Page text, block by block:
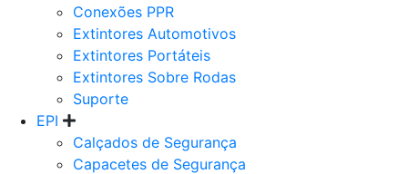
Conexões PPR
Extintores Automotivos
Extintores Portáteis
Extintores Sobre Rodas
Suporte
EPI
Calçados de Segurança
Capacetes de Segurança